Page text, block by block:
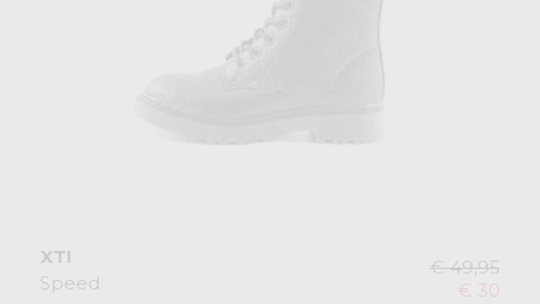
XTI
Speed
€ 49,95
€ 30